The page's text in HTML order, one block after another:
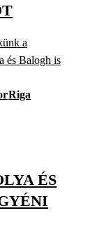
a
és Balogh is
Riga
ÉS